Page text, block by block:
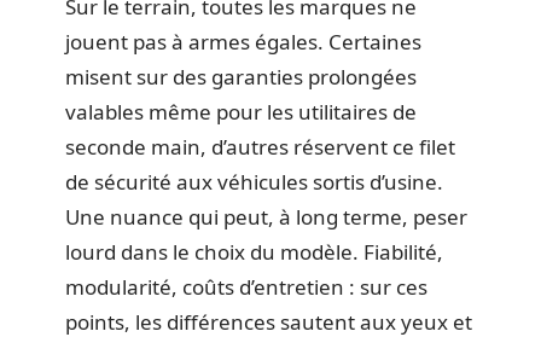
Sur le terrain, toutes les marques ne
jouent pas à armes égales. Certaines
misent sur des garanties prolongées
valables même pour les utilitaires de
seconde main, d’autres réservent ce filet
de sécurité aux véhicules sortis d’usine.
Une nuance qui peut, à long terme, peser
lourd dans le choix du modèle. Fiabilité,
modularité, coûts d’entretien : sur ces
points, les différences sautent aux yeux et